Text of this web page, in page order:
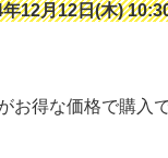
12月12日(木)
お得な価格で購入で